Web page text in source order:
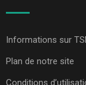
Informations sur
Plan de notre site
Conditions